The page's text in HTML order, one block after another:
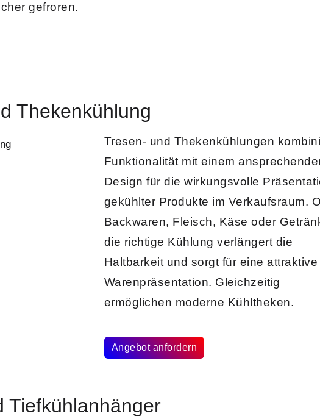
gefroren.
Thekenkühlung
Tresen- und Thekenkühlungen
Funktionalität mit einem
Design für die wirkungsvolle
gekühlter Produkte im Verkaufsraum.
Backwaren, Fleisch, Käse oder
die richtige Kühlung verlängert die
Haltbarkeit und sorgt für eine attraktive
Warenpräsentation. Gleichzeitig
ermöglichen moderne Kühltheken.
Angebot anfordern
Tiefkühlanhänger